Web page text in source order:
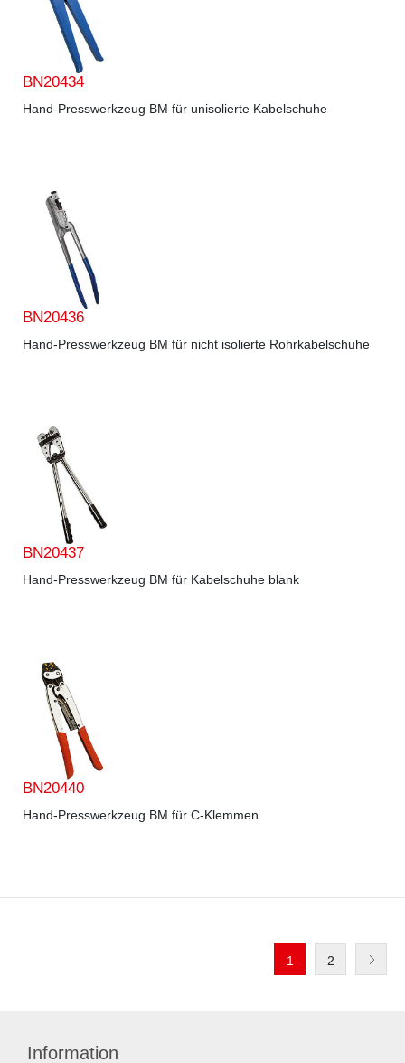
BN20434
Hand-Presswerkzeug BM für unisolierte Kabelschuhe
BN20436
Hand-Presswerkzeug BM für nicht isolierte Rohrkabelschuhe
BN20437
Hand-Presswerkzeug BM für Kabelschuhe blank
BN20440
Hand-Presswerkzeug BM für C-Klemmen
1 2
Information